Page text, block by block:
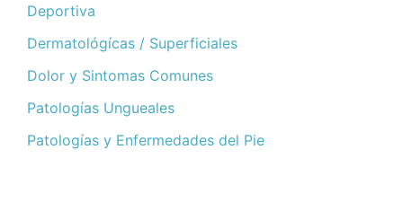
Deportiva
Dermatológícas / Superficiales
Dolor y Sintomas Comunes
Patologías Ungueales
Patologías y Enfermedades del Pie